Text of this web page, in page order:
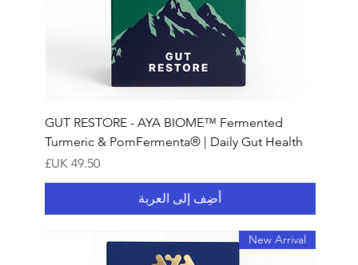
GUT RESTORE - AYA BIOME™ Fermented
Turmeric & PomFermenta® | Daily Gut Health
السعر
أضِف إلى العربة
New Arrival